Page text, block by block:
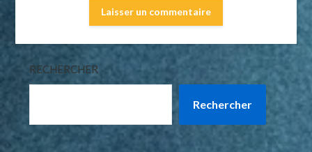
RECHERCHER
Rechercher